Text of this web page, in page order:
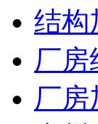
结构
厂
厂